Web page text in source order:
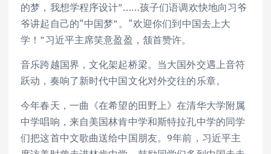
的梦，我想学程序设计”……孩子们语调欢快地向习爷
爷讲起自己的“中国梦”。“欢迎你们到中国去上大
学！”习近平主席笑意盈盈，颔首赞许。
音乐跨越国界，文化架起桥梁。当大国外交遇上音符
跃动，奏响了新时代中国文化对外交往的乐章。
今年春天，一曲《在希望的田野上》在清华大学附属
中学唱响，来自美国林肯中学和斯特拉孔中学的同学
们把这首中文歌曲送给中国朋友。9年前，习近平主